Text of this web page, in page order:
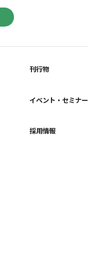
刊行物
イベント・セミナー
採用情報